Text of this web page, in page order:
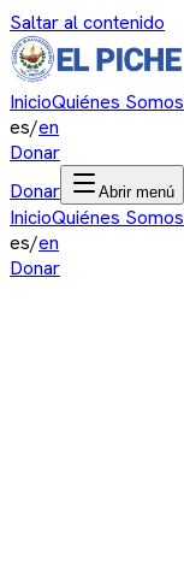
Saltar al contenido
InicioQuiénes Somos
es/en
Donar
Donar
Abrir menú
InicioQuiénes Somos
es/en
Donar